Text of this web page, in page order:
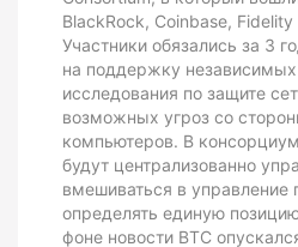
BlackRock, Coinbase,
Участники обязались за 3
на поддержку независимых
исследования по защите
возможных угроз со
компьютеров. В
будут централизованно
вмешиваться в управление
определять единую
фоне новости BTC